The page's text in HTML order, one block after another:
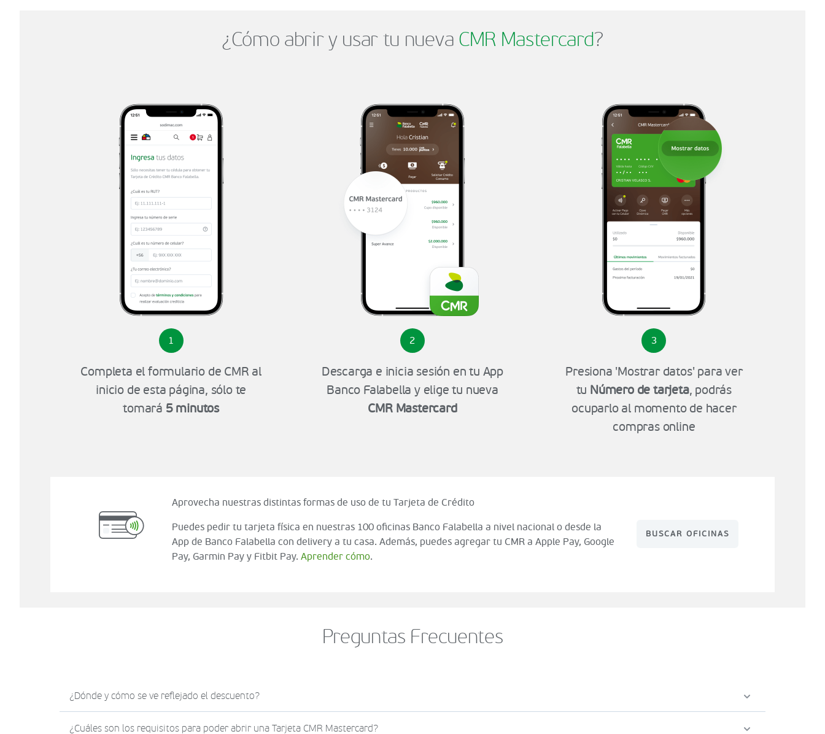
¿Cómo abrir y usar tu nueva CMR Mastercard?
1
Completa el formulario de CMR al
inicio de esta página, sólo te
tomará 5 minutos
2
Descarga e inicia sesión en tu App
Banco Falabella y elige tu nueva
CMR Mastercard
3
Presiona 'Mostrar datos' para ver
tu Número de tarjeta, podrás
ocuparlo al momento de hacer
compras online
Aprovecha nuestras distintas formas de uso de tu Tarjeta de Crédito
Puedes pedir tu tarjeta física en nuestras 100 oficinas Banco Falabella a nivel nacional o desde la
App de Banco Falabella con delivery a tu casa. Además, puedes agregar tu CMR a Apple Pay, Google
Pay, Garmin Pay y Fitbit Pay. Aprender cómo.
BUSCAR OFICINAS
Preguntas Frecuentes
¿Dónde y cómo se ve reflejado el descuento?
¿Cuáles son los requisitos para poder abrir una Tarjeta CMR Mastercard?